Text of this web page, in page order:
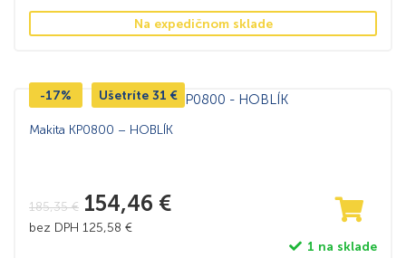
Na expedičnom sklade
-17% Ušetríte 31 €
Makita KP0800 – HOBLÍK
185,35€ 154,46 €
bez DPH 125,58 €
1 na sklade